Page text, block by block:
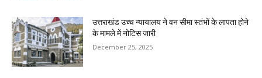
उत्तराखंड उच्च न्यायालय ने वन सीमा स्तंभों के लापता होने
के मामले में नोटिस जारी
December 25, 2025